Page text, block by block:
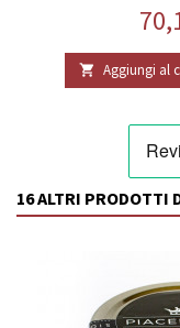
 Aggiungi al
16 ALTRI PRODOTTI